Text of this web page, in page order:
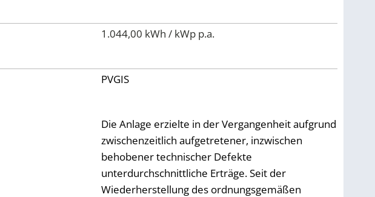
1.044,00 kWh / kWp p.a.
PVGIS
Die Anlage erzielte in der Vergangenheit aufgrund
zwischenzeitlich aufgetretener, inzwischen
behobener technischer Defekte
unterdurchschnittliche Erträge. Seit der
Wiederherstellung des ordnungsgemäßen